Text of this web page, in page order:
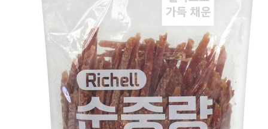
ㅣ
추
천
상
품]